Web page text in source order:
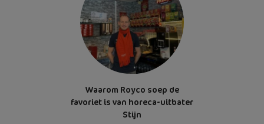
Waarom Royco soep de
favoriet is van horeca-uitbater
Stijn